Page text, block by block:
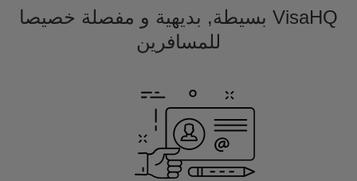
VisaHQ بسيطة, بديهية و مفصلة خصيصا
للمسافرين